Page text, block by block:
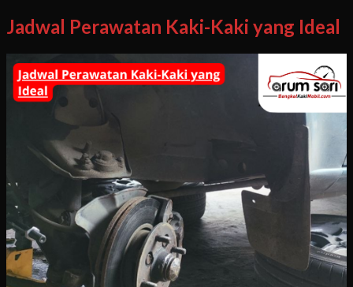
Jadwal Perawatan Kaki-Kaki yang Ideal